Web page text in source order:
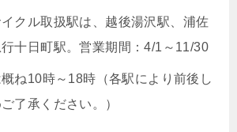
クル取扱駅は、越後湯沢駅、浦佐
十日町駅。営業期間：4/1～11/30
ね10時～18時（各駅により前後し
了承ください。）